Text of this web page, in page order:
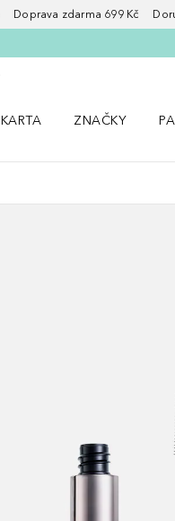
Doprava zdarma 699 Kč
ZNAČKY